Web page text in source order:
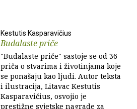
Kestutis Kasparavičius
Budalaste priče
"Budalaste priče" sastoje se od 36
priča o stvarima i životinjama koje
se ponašaju kao ljudi. Autor teksta
i ilustracija, Litavac Kestutis
Kasparavičius, osvojio je
prestižne svjetske nagrade za